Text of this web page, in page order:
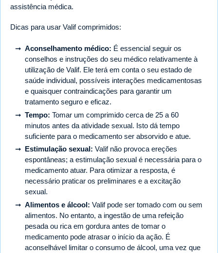
assistência médica.
Dicas para usar Valif comprimidos:
Aconselhamento médico: É essencial seguir os
conselhos e instruções do seu médico relativamente à
utilização de Valif. Ele terá em conta o seu estado de
saúde individual, possíveis interações medicamentosas
e quaisquer contraindicações para garantir um
tratamento seguro e eficaz.
Tempo: Tomar um comprimido cerca de 25 a 60
minutos antes da atividade sexual. Isto dá tempo
suficiente para o medicamento ser absorvido e atue.
Estimulação sexual: Valif não provoca ereções
espontâneas; a estimulação sexual é necessária para o
medicamento atuar. Para otimizar a resposta, é
necessário praticar os preliminares e a excitação
sexual.
Alimentos e álcool: Valif pode ser tomado com ou sem
alimentos. No entanto, a ingestão de uma refeição
pesada ou rica em gordura antes de tomar o
medicamento pode atrasar o início da ação. É
aconselhável limitar o consumo de álcool, uma vez que